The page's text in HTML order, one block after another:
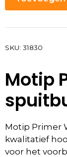
SKU: 31830
Motip
Motip Primer
kwalitatief
voor het